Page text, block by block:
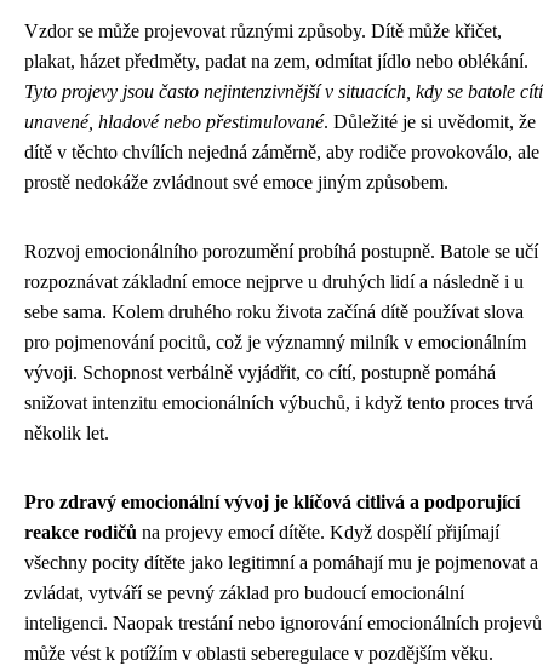
Vzdor se může projevovat různými způsoby. Dítě může křičet,
plakat, házet předměty, padat na zem, odmítat jídlo nebo oblékání.
Tyto projevy jsou často nejintenzivnější v situacích, kdy se batole cítí
unavené, hladové nebo přestimulované. Důležité je si uvědomit, že
dítě v těchto chvílích nejedná záměrně, aby rodiče provokoválo, ale
prostě nedokáže zvládnout své emoce jiným způsobem.
Rozvoj emocionálního porozumění probíhá postupně. Batole se učí
rozpoznávat základní emoce nejprve u druhých lidí a následně i u
sebe sama. Kolem druhého roku života začíná dítě používat slova
pro pojmenování pocitů, což je významný milník v emocionálním
vývoji. Schopnost verbálně vyjádřit, co cítí, postupně pomáhá
snižovat intenzitu emocionálních výbuchů, i když tento proces trvá
několik let.
Pro zdravý emocionální vývoj je klíčová citlivá a podporující
reakce rodičů na projevy emocí dítěte. Když dospělí přijímají
všechny pocity dítěte jako legitimní a pomáhají mu je pojmenovat a
zvládat, vytváří se pevný základ pro budoucí emocionální
inteligenci. Naopak trestání nebo ignorování emocionálních projevů
může vést k potížím v oblasti seberegulace v pozdějším věku.